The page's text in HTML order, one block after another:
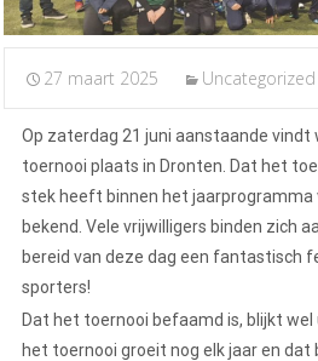
27 maart 2025 Uncategorized
Op zaterdag 21 juni aanstaande vindt
toernooi plaats in Dronten. Dat het
stek heeft binnen het jaarprogramma
bekend. Vele vrijwilligers binden zich
bereid van deze dag een fantastisch
sporters!
Dat het toernooi befaamd is, blijkt
het toernooi groeit nog elk jaar en